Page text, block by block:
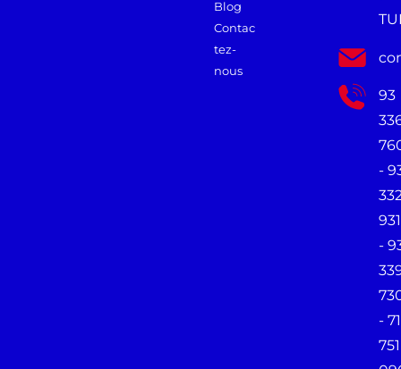
Blog
Contac
tez-
nous
93
-
931
-
- 71
751